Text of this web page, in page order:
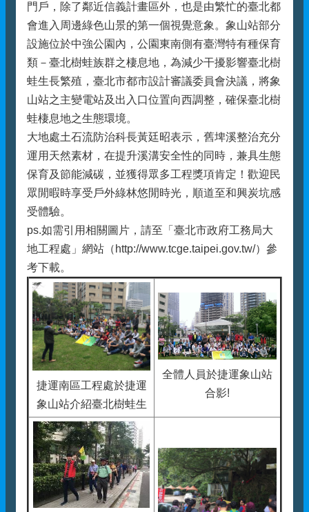
門戶，除了鄰近信義計畫區外，也是由繁忙的臺北都
會進入周邊綠色山景的第一個視覺意象。象山站部分
設施位於中強公園內，公園東南側有臺灣特有種保育
類－臺北樹蛙族群之棲息地，為減少干擾影響臺北樹
蛙生長繁殖，臺北市都市設計審議委員會決議，將象
山站之主變電站及出入口位置向西調整，確保臺北樹
蛙棲息地之生態環境。
大地處土石流防治科長黃廷昭表示，舊埤溪整治充分
運用天然素材，在提升溪溝安全性的同時，兼具生態
保育及節能減碳，並獲得眾多工程獎項肯定！歡迎民
眾閒暇時享受戶外綠林悠閒時光，順道至和興炭坑感
受體驗。
ps.如需引用相關圖片，請至「臺北市政府工務局大
地工程處」網站（http://www.tcge.taipei.gov.tw/）參
考下載。
捷運南區工程處於捷運
象山站介紹臺北樹蛙生
全體人員於捷運象山站
合影!